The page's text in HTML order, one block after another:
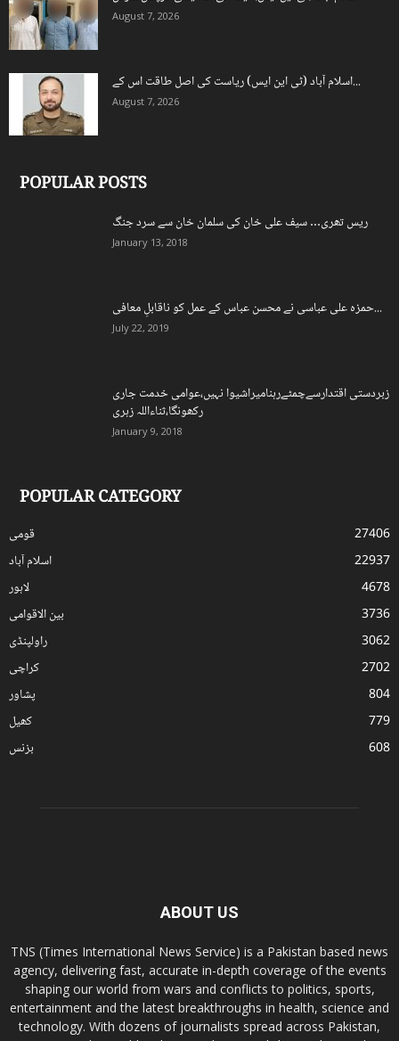
August 7, 2026
اسلام آباد (ٹی این ایس) ریاست کی اصل طاقت اس کے...
August 7, 2026
POPULAR POSTS
ریس تھری… سیف علی خان کی سلمان خان سے سرد جنگ
January 13, 2018
حمزہ علی عباسی نے محسن عباس کے عمل کو ناقابلِ معافی...
July 22, 2019
زبردستی اقتدارسےچمٹےرہنامیراشیوا نہیں،عوامی خدمت جاری
رکھونگا،ثناءاللہ زہری
January 9, 2018
POPULAR CATEGORY
قومی
27406
اسلام آباد
22937
لاہور
4678
بین الاقوامی
3736
راولپنڈی
3062
کراچی
2702
پشاور
804
کھیل
779
بزنس
608
ABOUT US
TNS (Times International News Service) is a Pakistan based news
agency, delivering fast, accurate in-depth coverage of the events
shaping our world from wars and conflicts to politics, sports,
entertainment and the latest breakthroughs in health, science and
technology. With dozens of journalists spread across Pakistan,